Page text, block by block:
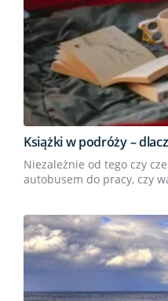
Książki w podróży –
Niezależnie od tego czy
autobusem do pracy, czy